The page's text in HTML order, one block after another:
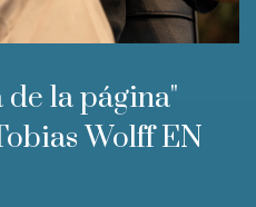
de la página"
Wolff EN